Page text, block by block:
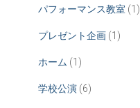
パフォーマンス教室 (1)
プレゼント企画 (1)
ホーム (1)
学校公演 (6)